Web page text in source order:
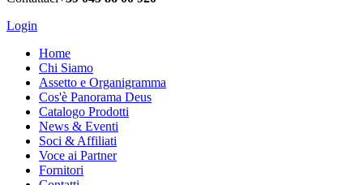
Login
Home
Chi Siamo
Assetto e Organigramma
Cos'è Panorama Deus
Catalogo Prodotti
News & Eventi
Soci & Affiliati
Voce ai Partner
Fornitori